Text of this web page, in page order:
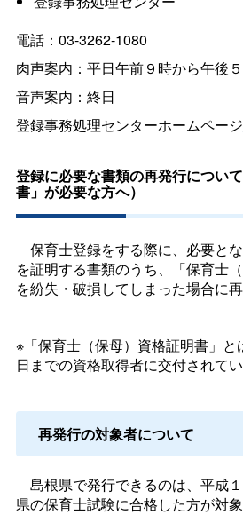
電話：03-3262-1080
肉声案内：平日午前９時から午後
音声案内：終日
登録事務処理センターホームページ
登録に必要な書類の再発行につい
書」が必要な方へ）
保育士登録をする際に、必要と
を証明する書類のうち、「保育士
を紛失・破損してしまった場合に再
※「保育士（保母）資格証明書」
日までの資格取得者に交付されてい
再発行の対象者について
島根県で発行できるのは、平成
県の保育士試験に合格した方が対象